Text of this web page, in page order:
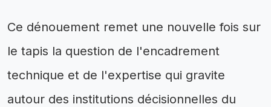
Ce dénouement remet une nouvelle fois sur
le tapis la question de l'encadrement
technique et de l'expertise qui gravite
autour des institutions décisionnelles du